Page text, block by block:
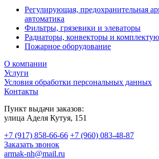
Регулирующая, предохранительная
автоматика
Фильтры, грязевики и элеваторы
Радиаторы, конвекторы и
Пожарное оборудование
О компании
Услуги
Условия обработки персональных данных
Контакты
Пункт выдачи заказов:
​улица Аделя Кутуя, 151
+7 (917) 858-66-66 +7 (960) 083-48-87
Заказать звонок
armak-nh@mail.ru